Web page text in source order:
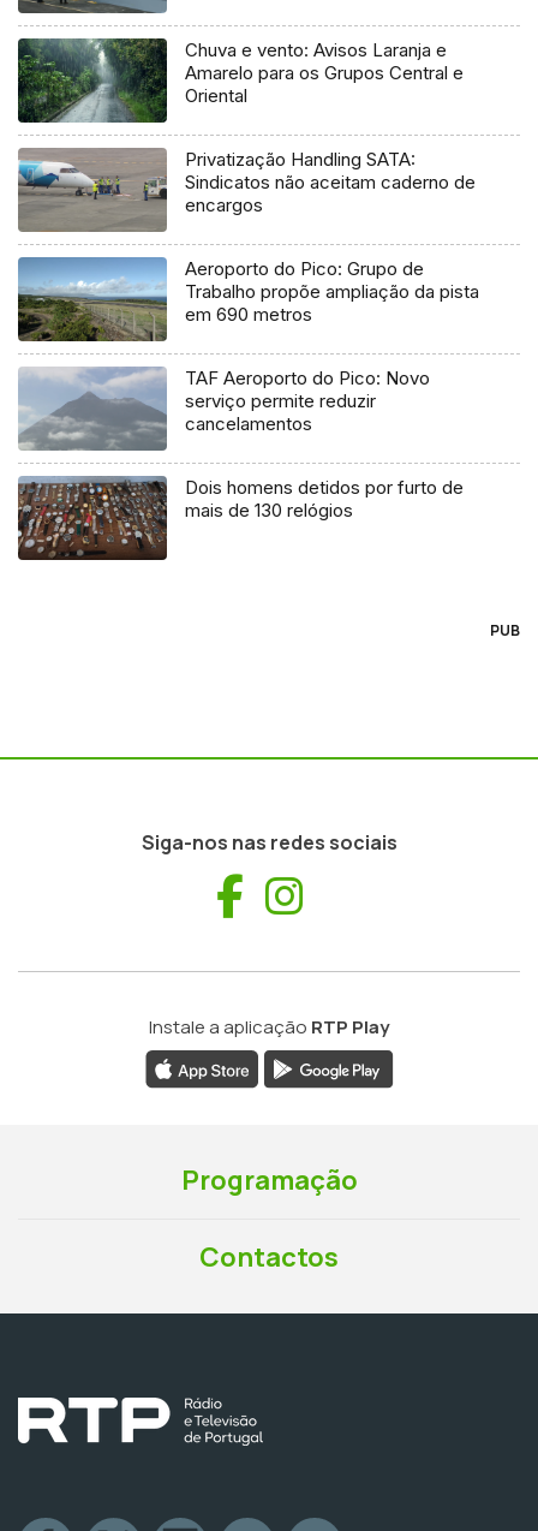
Chuva e vento: Avisos Laranja e
Amarelo para os Grupos Central e
Oriental
Privatização Handling SATA:
Sindicatos não aceitam caderno de
encargos
Aeroporto do Pico: Grupo de
Trabalho propõe ampliação da pista
em 690 metros
TAF Aeroporto do Pico: Novo
serviço permite reduzir
cancelamentos
Dois homens detidos por furto de
mais de 130 relógios
PUB
Siga-nos nas redes sociais
Facebook
Instale a aplicação RTP Play
Programação
Contactos